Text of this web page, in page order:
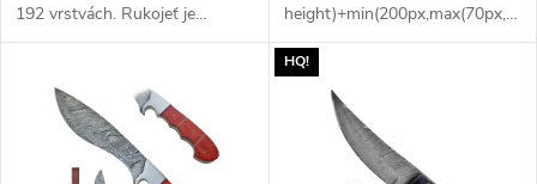
192 vrstvách. Rukojeť je
vyrobena z bizoního rohu.
pouzdro z hovězí kůže.
dir="auto" data-turn-
id="354a8e3a-cb68-4312-
b7f4-3c71e94248c4" data-
testid="conversation-turn-91"
data-scroll-anchor="true" data-
turn="assistant"
HQ!